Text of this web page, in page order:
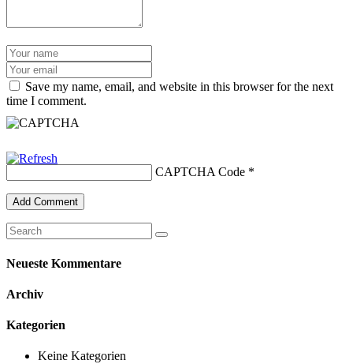
Save my name, email, and website in this browser for the next
time I comment.
CAPTCHA Code *
Neueste Kommentare
Archiv
Kategorien
Keine Kategorien